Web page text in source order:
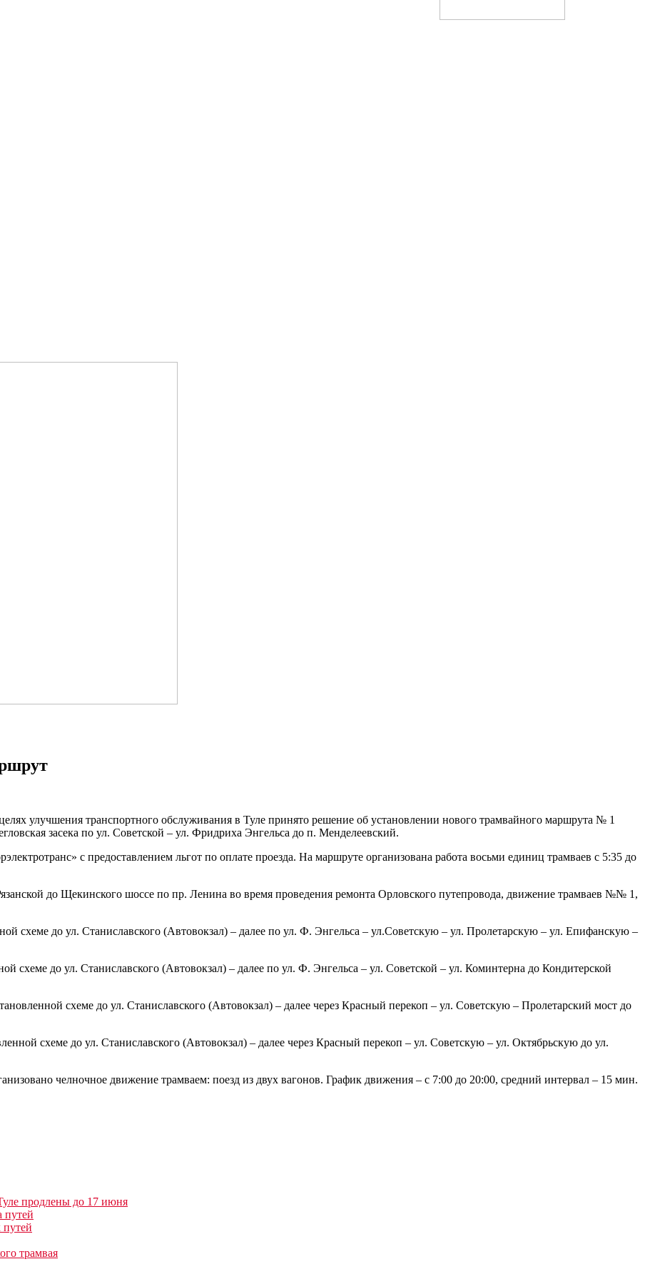
улучшения транспортного обслуживания в Туле принято решение об установлении нового трамвайного маршрута № 1
засека по ул. Советской – ул. Фридриха Энгельса до п. Менделеевский.
с предоставлением льгот по оплате проезда. На маршруте организована работа восьми единиц трамваев с 5:35 до
до Щекинского шоссе по пр. Ленина во время проведения ремонта Орловского путепровода, движение трамваев №№ 1,
до ул. Станиславского (Автовокзал) – далее по ул. Ф. Энгельса – ул.Советскую – ул. Пролетарскую – ул. Епифанскую –
до ул. Станиславского (Автовокзал) – далее по ул. Ф. Энгельса – ул. Советской – ул. Коминтерна до Кондитерской
схеме до ул. Станиславского (Автовокзал) – далее через Красный перекоп – ул. Советскую – Пролетарский мост до
схеме до ул. Станиславского (Автовокзал) – далее через Красный перекоп – ул. Советскую – ул. Октябрьскую до ул.
челночное движение трамваем: поезд из двух вагонов. График движения – с 7:00 до 20:00, средний интервал – 15 мин.
продлены до 17 июня
путей
трамвая